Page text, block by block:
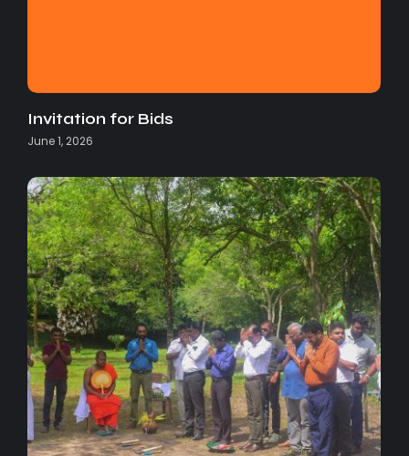
Invitation for Bids
June 1, 2026